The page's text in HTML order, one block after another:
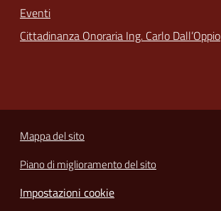
Eventi
Cittadinanza Onoraria Ing. Carlo Dall’Oppio
Mappa del sito
Piano di miglioramento del sito
Impostazioni cookie